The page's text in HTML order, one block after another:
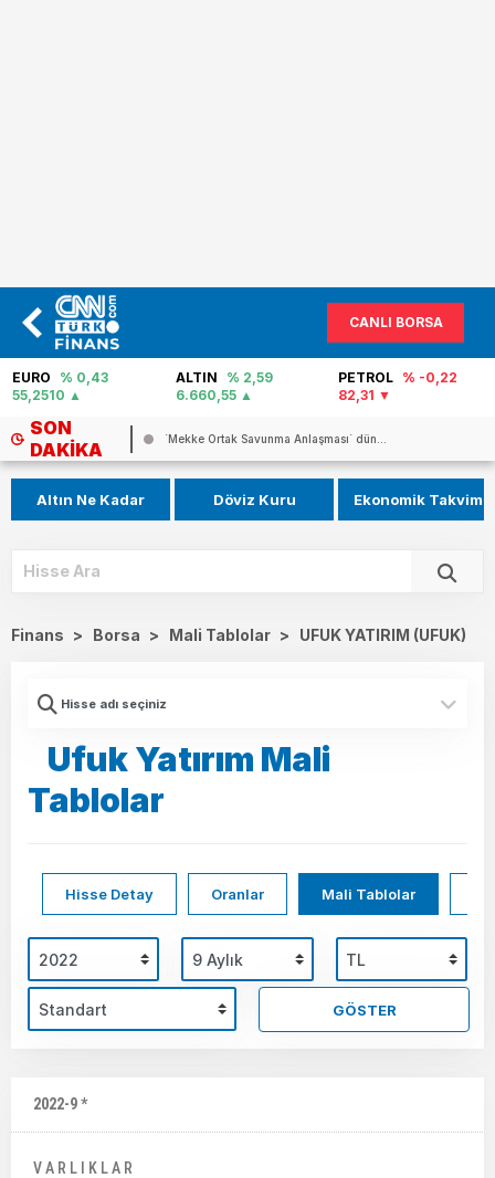
CANLI BORSA
ALTIN
% 2,59
6.660,55
PETROL
% -0,22
82,31
FAİZ % 40,02
0
SON
DAKIKA
ABD`den Rusya`nın savaş finansmanın...
Altın Ne Kadar Döviz Kuru Ekonomik Takvim
Finans > Borsa > Mali Tablolar > UFUK YATIRIM (UFUK)
Ufuk Yatırım Mali
Tablolar
Hisse Detay Oranlar Mali Tablolar
GÖSTER
2022-9 *
V A R L I K L A R